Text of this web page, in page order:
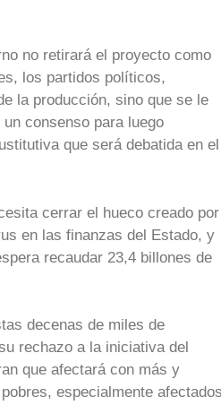
no retirará el proyecto como
los partidos políticos,
la producción, sino que se le
consenso para luego
que será debatida en el
cerrar el hueco creado por
en las finanzas del Estado, y
recaudar 23,4 billones de
decenas de miles de
rechazo a la iniciativa del
que afectará con más y
especialmente